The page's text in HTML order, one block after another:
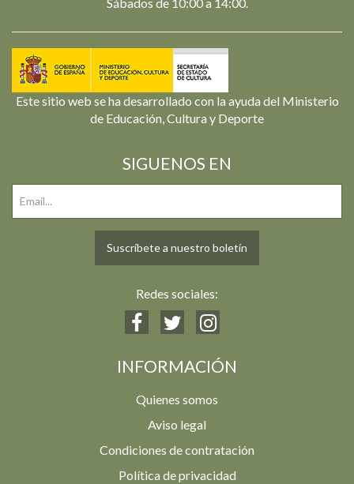
Este sitio web se ha desarrollado con la ayuda del Ministerio
de Educación, Cultura y Deporte
SIGUENOS EN
Suscríbete a nuestro boletín
Redes sociales:
INFORMACIÓN
Quienes somos
Aviso legal
Condiciones de contratación
Política de privacidad